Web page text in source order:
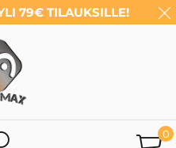
79€ TILAUKSILLE!
0